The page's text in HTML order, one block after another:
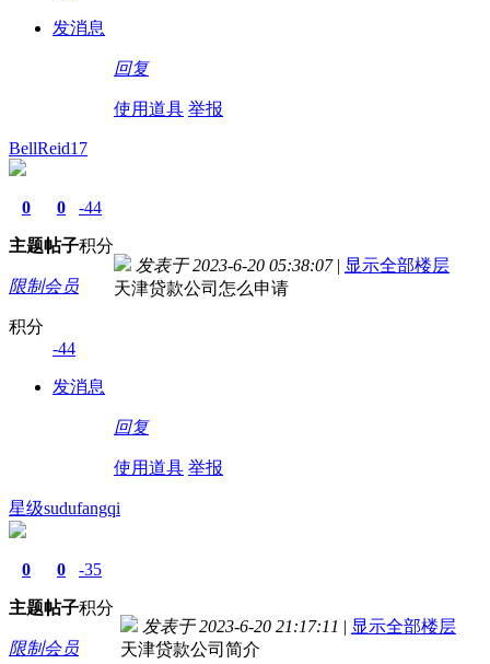
发消息
回复
使用道具 举报
BellReid17
0
主题
0
帖子
-44
积分
限制会员
积分
-44
发消息
发表于 2023-6-20 05:38:07 | 显示全部楼层
天津贷款公司怎么申请
回复
使用道具 举报
星级sudufangqi
0
主题
0
帖子
-35
积分
限制会员
发表于 2023-6-20 21:17:11 | 显示全部楼层
天津贷款公司简介